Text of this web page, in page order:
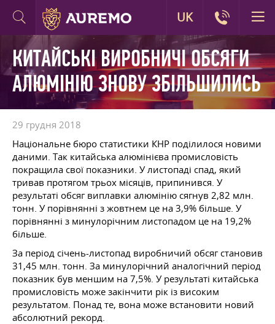
КИТАЙСЬКІ ВИРОБНИЧІ ОБСЯГИ
АЛЮМІНІЮ ЗНОВУ ЗБІЛЬШИЛИСЬ
29 грудня 2018
Національне бюро статистики КНР поділилося новими
даними. Так китайська алюмінієва промисловість
покращила свої показники. У листопаді спад, який
тривав протягом трьох місяців, припинився. У
результаті обсяг виплавки алюмінію сягнув 2,82 млн.
тонн. У порівнянні з жовтнем це на 3,9% більше. У
порівнянні з минулорічним листопадом це на 19,2%
більше.
За період січень-листопад виробничий обсяг становив
31,45 млн. тонн. За минулорічний аналогічний період
показник був меншим на 7,5%. У результаті китайська
промисловість може закінчити рік із високим
результатом. Понад те, вона може встановити новий
абсолютний рекорд.
UK